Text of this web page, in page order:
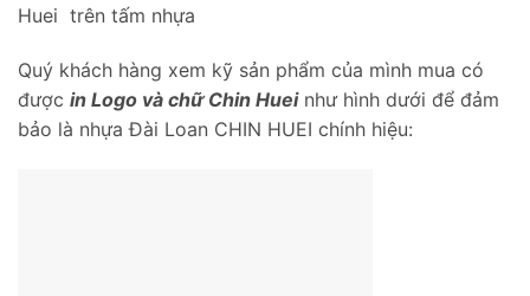
Huei trên tấm nhựa
Quý khách hàng xem kỹ sản phẩm của mình mua có
được in Logo và chữ Chin Hueinhư hình dưới để đảm
bảo là nhựa Đài Loan CHIN HUEI chính hiệu: